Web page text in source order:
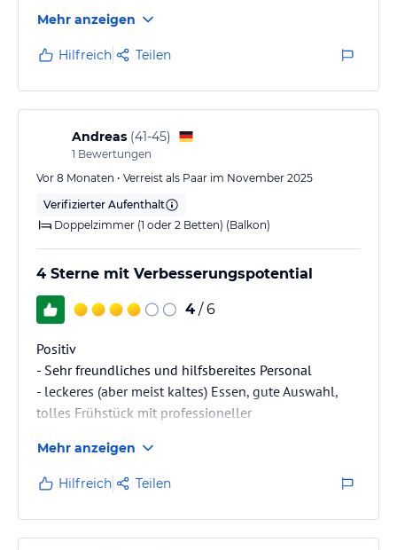
und nachts weckt man die 2. Person mit dem Licht im
Bad- das Rollo ist durchsichtig. Und den neuen
Eingang finden wir auch nicht ideal- der Weg zum
Strand hat sich verdoppelt... aber wir haben uns
insgesamt sehr wohl gefühlt
Mehr anzeigen
Hilfreich Teilen
Andreas (41-45)
1 Bewertungen
Vor 8 Monaten • Verreist als Paar im November 2025
Verifizierter Aufenthalt
Doppelzimmer (1 oder 2 Betten) (Balkon)
4 Sterne mit Verbesserungspotential
4 / 6
Positiv
- Sehr freundliches und hilfsbereites Personal
- leckeres (aber meist kaltes) Essen, gute Auswahl,
tolles Frühstück mit professioneller
Organgensaft
- gute Lage: relativ nahe zu Strand / Supermarkt /
Bushaltestellen, PP für Mietwagen in der Umgebung
(November 2025)
- kostenfreies Upgrade auf Junior-Suite
Mehr anzeigen
Hilfreich Teilen